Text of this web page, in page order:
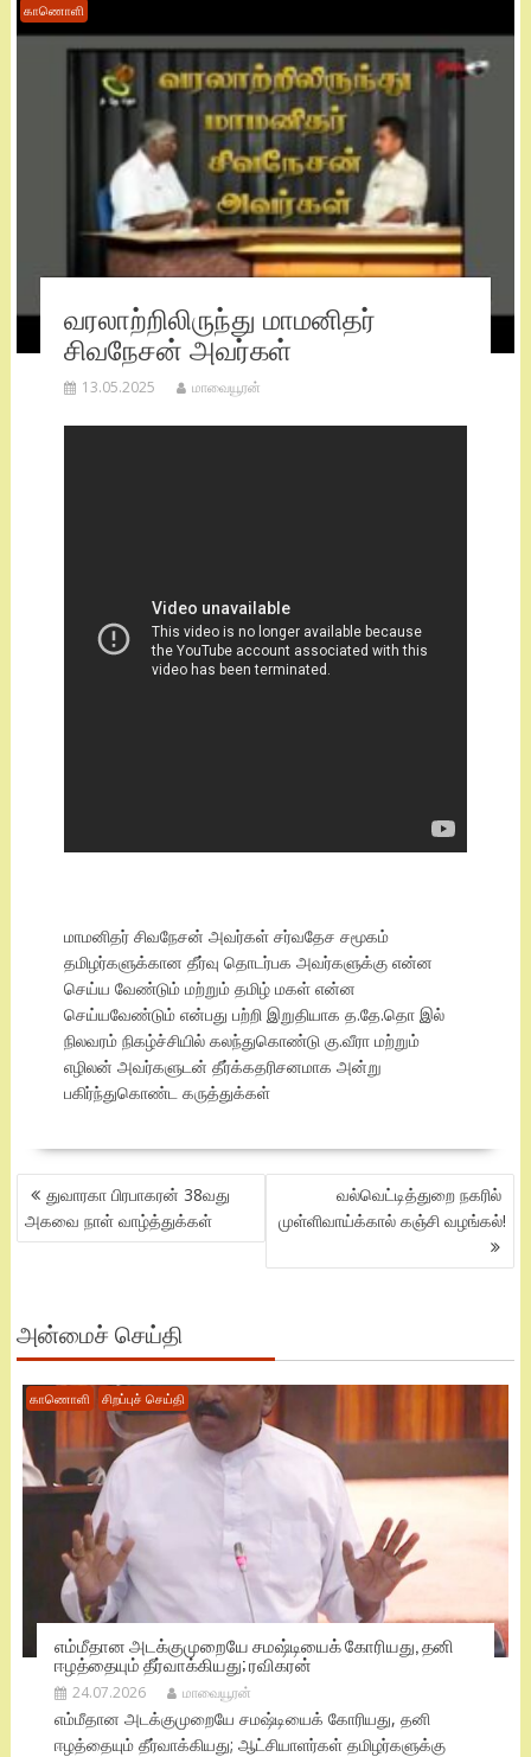
காணொளி
வரலாற்றிலிருந்து மாமனிதர்
சிவநேசன் அவர்கள்
13.05.2025 மாவையூரன்
மாமனிதர் சிவநேசன் அவர்கள் சர்வதேச சமூகம்
தமிழர்களுக்கான தீர்வு தொடர்பக அவர்களுக்கு என்ன
செய்ய வேண்டும் மற்றும் தமிழ் மகள் என்ன
செய்யவேண்டும் என்பது பற்றி இறுதியாக த.தே.தொ இல்
நிலவரம் நிகழ்ச்சியில் கலந்துகொண்டு கு.வீரா மற்றும்
எழிலன் அவர்களுடன் தீர்க்கதரிசனமாக அன்று
பகிர்ந்துகொண்ட கருத்துக்கள்
POST
NAVIGATION
துவாரகா பிரபாகரன் 38வது
அகவை நாள் வாழ்த்துக்கள்
வல்வெட்டித்துறை நகரில்
முள்ளிவாய்க்கால் கஞ்சி வழங்கல்!
அன்மைச் செய்தி
காணொளி சிறப்புச் செய்தி
எம்மீதான அடக்குமுறையே சமஷ்டியைக் கோரியது, தனி
ஈழத்தையும் தீர்வாக்கியது; ரவிகரன்
24.07.2026 மாவையூரன்
எம்மீதான அடக்குமுறையே சமஷ்டியைக் கோரியது, தனி
ஈழத்தையும் தீர்வாக்கியது; ஆட்சியாளர்கள் தமிழர்களுக்கு